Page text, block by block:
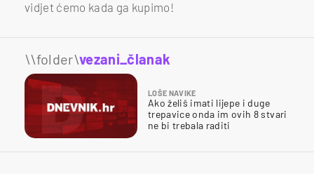
vidjet ćemo kada ga kupimo!
\\folder\vezani_članak
LOŠE NAVIKE
Ako želiš imati lijepe i duge
trepavice onda im ovih 8 stvari
ne bi trebala raditi